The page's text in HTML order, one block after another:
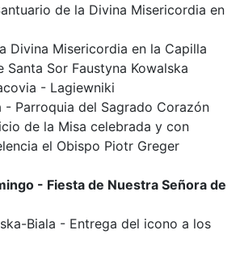
de la Divina Misericordia en
Divina Misericordia en la Capilla
Santa Sor Faustyna Kowalska
- Lagiewniki
- Parroquia del Sagrado Corazón
de la Misa celebrada y con
el Obispo Piotr Greger
- Fiesta de Nuestra Señora de
Biala - Entrega del icono a los